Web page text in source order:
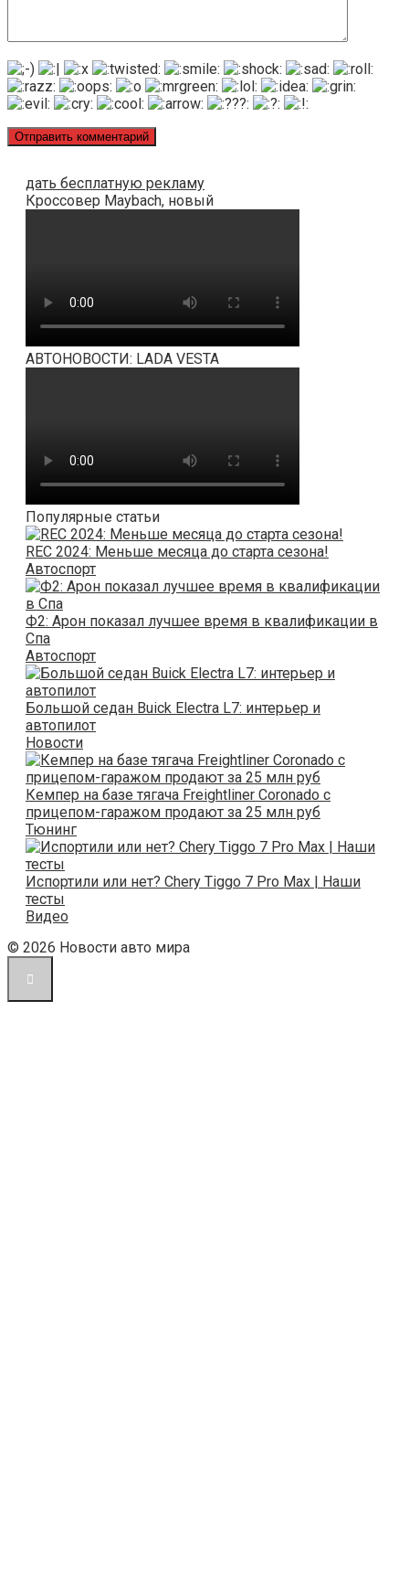
дать бесплатную рекламу
Кроссовер Maybach, новый
АВТОНОВОСТИ: LADA VESTA
Популярные статьи
REC 2024: Меньше месяца до старта сезона!
Автоспорт
Ф2: Арон показал лучшее время в квалификации в
Спа
Автоспорт
Большой седан Buick Electra L7: интерьер и
автопилот
Новости
Кемпер на базе тягача Freightliner Coronado с
прицепом-гаражом продают за 25 млн руб
Тюнинг
Испортили или нет? Chery Tiggo 7 Pro Max | Наши
тесты
Видео
© 2026 Новости авто мира